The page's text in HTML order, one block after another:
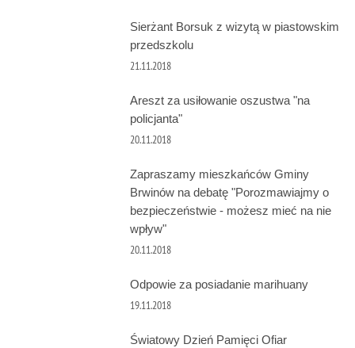
Sierżant Borsuk z wizytą w piastowskim
przedszkolu
21.11.2018
Areszt za usiłowanie oszustwa "na
policjanta"
20.11.2018
Zapraszamy mieszkańców Gminy
Brwinów na debatę "Porozmawiajmy o
bezpieczeństwie - możesz mieć na nie
wpływ"
20.11.2018
Odpowie za posiadanie marihuany
19.11.2018
Światowy Dzień Pamięci Ofiar